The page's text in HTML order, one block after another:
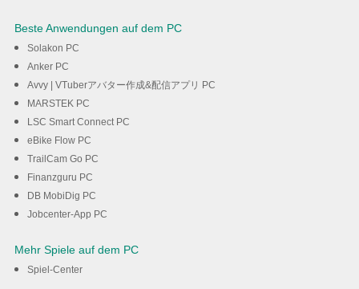
Beste Anwendungen auf dem PC
Solakon PC
Anker PC
Avvy | VTuberアバター作成&配信アプリ PC
MARSTEK PC
LSC Smart Connect PC
eBike Flow PC
TrailCam Go PC
Finanzguru PC
DB MobiDig PC
Jobcenter-App PC
Mehr Spiele auf dem PC
Spiel-Center